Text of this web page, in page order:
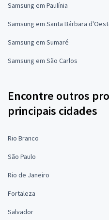
Samsung em Paulínia
Samsung em Santa Bárbara
Samsung em Sumaré
Samsung em São Carlos
Encontre outros
principais cidades
Rio Branco
São Paulo
Rio de Janeiro
Fortaleza
Salvador